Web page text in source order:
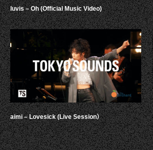
luvis – Oh (Official Music Video)
aimi – Lovesick (Live Session）